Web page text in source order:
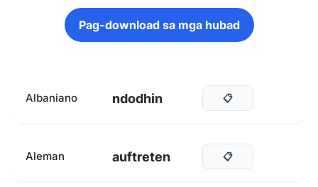
Pag-download sa mga hubad
Albaniano ndodhin 📋
Aleman auftreten 📋